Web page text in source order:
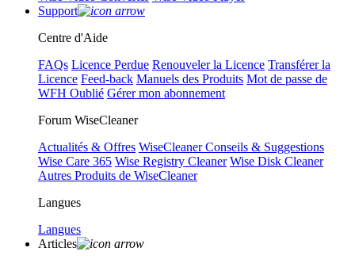
Support
Centre d'Aide
FAQs Licence Perdue Renouveler la Licence Transférer la
Licence Feed-back Manuels des Produits Mot de passe de
WFH Oublié Gérer mon abonnement
Forum WiseCleaner
Actualités & Offres WiseCleaner Conseils & Suggestions
Wise Care 365 Wise Registry Cleaner Wise Disk Cleaner
Autres Produits de WiseCleaner
Langues
Langues
Articles